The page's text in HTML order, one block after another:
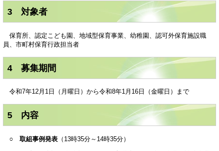
3 対象者
保育所、認定こども園、地域型保育事業、幼稚園、認可外保育施設職
員、市町村保育行政担当者
4 募集期間
令和7年12月1日（月曜日）から令和8年1月16日（金曜日）まで
5 内容
○ 取組事例発表 （13時35分～14時35分）